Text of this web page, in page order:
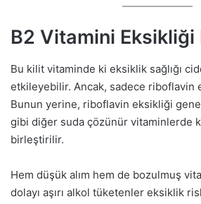
B2 Vitamini
Bu kilit vitaminde ki eksiklik sağlığı
etkileyebilir. Ancak, sadece riboflavin
Bunun yerine, riboflavin eksikliği
gibi diğer suda çözünür vitaminlerde
birleştirilir.
Hem düşük alım hem de bozulmuş
dolayı aşırı alkol tüketenler eksiklik